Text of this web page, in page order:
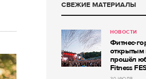
СВЕЖИЕ МАТЕРИАЛЫ
НОВОСТИ
Фитнес-
открытым
прошёл
Fitness